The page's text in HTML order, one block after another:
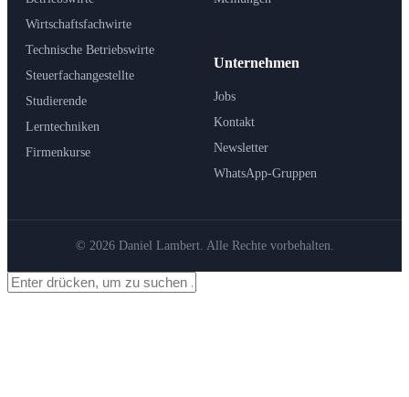
Wirtschaftsfachwirte
Technische Betriebswirte
Steuerfachangestellte
Studierende
Lerntechniken
Firmenkurse
Unternehmen
Jobs
Kontakt
Newsletter
WhatsApp-Gruppen
© 2026 Daniel Lambert. Alle Rechte vorbehalten.